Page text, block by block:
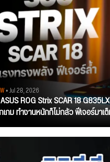
• Jul 28, 2026
ROG Strix SCAR 18
กม ทำงานหนักก็ไม่กลัว ฟีเจอร์มาเ